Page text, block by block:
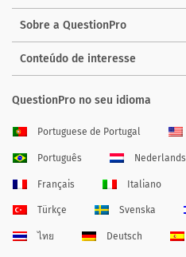
Sobre a QuestionPro
Conteúdo de interesse
QuestionPro no seu idioma
Portuguese de Portugal
Português Nederlands
Français Italiano
Türkçe Svenska
ไทย Deutsch